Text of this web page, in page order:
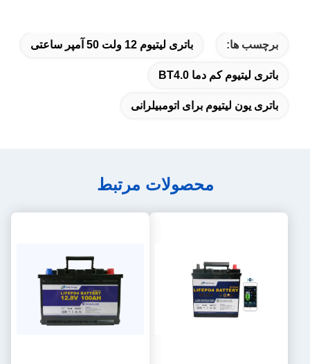
برچسب ها: باتری لیتیوم 12 ولت 50 آمپر ساعتی
باتری لیتیوم کم دما BT4.0
باتری یون لیتیوم برای اتومبیلرانی
محصولات مرتبط